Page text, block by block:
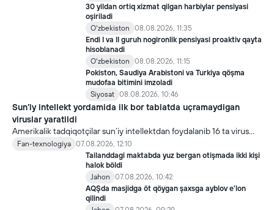
30 yildan ortiq xizmat qilgan harbiylar pensiyasi
oşiriladi
Oʻzbekiston
08.08.2026, 11:35
Endi I va II guruh nogironlik pensiyasi proaktiv qayta
hisoblanadi
Oʻzbekiston
08.08.2026, 11:15
Pokiston, Saudiya Arabistoni va Turkiya qöşma
mudofaa bitimini imzoladi
Siyosat 08.08.2026, 10:46
Sun’iy intellekt yordamida ilk bor tabiatda uçramaydigan
viruslar yaratildi
Amerikalik tadqiqotçilar sun’iy intellektdan foydalanib 16 ta virus
yaratdi. Bu kaşfiyot yangi yutuqlarga umid uyğotiş bilan birga,
undan notöğri maqsadda foydalaniliş borasidagi xavotirlarni ham
Fan-texnologiya 07.08.2026, 12:10
Tailanddagi maktabda yuz bergan otişmada ikki kişi
halok böldi
Jahon
07.08.2026, 10:42
AQŞda masjidga öt qöygan şaxsga ayblov e’lon
qilindi